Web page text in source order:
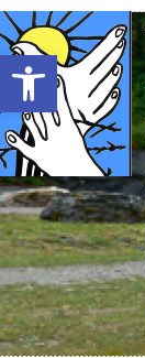
Ouvrir la barre d’outils